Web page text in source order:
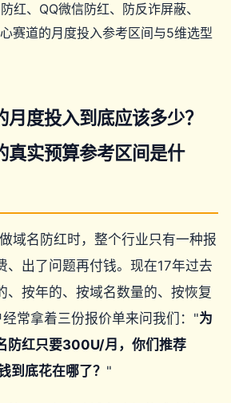
红、QQ微信防红、防反诈屏蔽、
赛道的月度投入参考区间与5维选型
度投入到底应该多少？
真实预算参考区间是什
域名防红时，整个行业只有一种报
出了问题再付钱。现在17年过去
、按年的、按域名数量的、按恢复
常拿着三份报价单来问我们："为
防红只要300U/月，你们推荐
到底花在哪了？ "